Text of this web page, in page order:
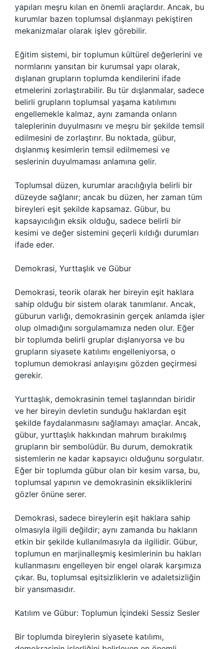
yapıları meşru kılan en önemli araçlardır. Ancak, bu
kurumlar bazen toplumsal dışlanmayı pekiştiren
mekanizmalar olarak işlev görebilir.
Eğitim sistemi, bir toplumun kültürel değerlerini ve
normlarını yansıtan bir kurumsal yapı olarak,
dışlanan grupların toplumda kendilerini ifade
etmelerini zorlaştırabilir. Bu tür dışlanmalar, sadece
belirli grupların toplumsal yaşama katılımını
engellemekle kalmaz, aynı zamanda onların
taleplerinin duyulmasını ve meşru bir şekilde temsil
edilmesini de zorlaştırır. Bu noktada, gübur,
dışlanmış kesimlerin temsil edilmemesi ve
seslerinin duyulmaması anlamına gelir.
Toplumsal düzen, kurumlar aracılığıyla belirli bir
düzeyde sağlanır; ancak bu düzen, her zaman tüm
bireyleri eşit şekilde kapsamaz. Gübur, bu
kapsayıcılığın eksik olduğu, sadece belirli bir
kesimi ve değer sistemini geçerli kıldığı durumları
ifade eder.
Demokrasi, Yurttaşlık ve Gübur
Demokrasi, teorik olarak her bireyin eşit haklara
sahip olduğu bir sistem olarak tanımlanır. Ancak,
güburun varlığı, demokrasinin gerçek anlamda işler
olup olmadığını sorgulamamıza neden olur. Eğer
bir toplumda belirli gruplar dışlanıyorsa ve bu
grupların siyasete katılımı engelleniyorsa, o
toplumun demokrasi anlayışını gözden geçirmesi
gerekir.
Yurttaşlık, demokrasinin temel taşlarından biridir
ve her bireyin devletin sunduğu haklardan eşit
şekilde faydalanmasını sağlamayı amaçlar. Ancak,
gübur, yurttaşlık hakkından mahrum bırakılmış
grupların bir sembolüdür. Bu durum, demokratik
sistemlerin ne kadar kapsayıcı olduğunu sorgulatır.
Eğer bir toplumda gübur olan bir kesim varsa, bu,
toplumsal yapının ve demokrasinin eksikliklerini
gözler önüne serer.
Demokrasi, sadece bireylerin eşit haklara sahip
olmasıyla ilgili değildir; aynı zamanda bu hakların
etkin bir şekilde kullanılmasıyla da ilgilidir. Gübur,
toplumun en marjinalleşmiş kesimlerinin bu hakları
kullanmasını engelleyen bir engel olarak karşımıza
çıkar. Bu, toplumsal eşitsizliklerin ve adaletsizliğin
bir yansımasıdır.
Katılım ve Gübur: Toplumun İçindeki Sessiz Sesler
Bir toplumda bireylerin siyasete katılımı,